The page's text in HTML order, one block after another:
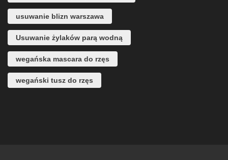
usuwanie blizn warszawa
Usuwanie żylaków parą wodną
wegańska mascara do rzęs
wegański tusz do rzęs